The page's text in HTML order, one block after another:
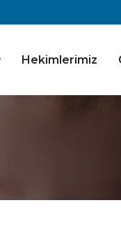
Hekimlerimiz